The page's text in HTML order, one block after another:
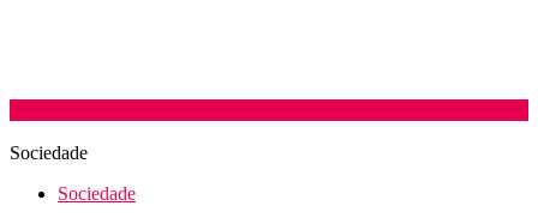
Sociedade
Sociedade